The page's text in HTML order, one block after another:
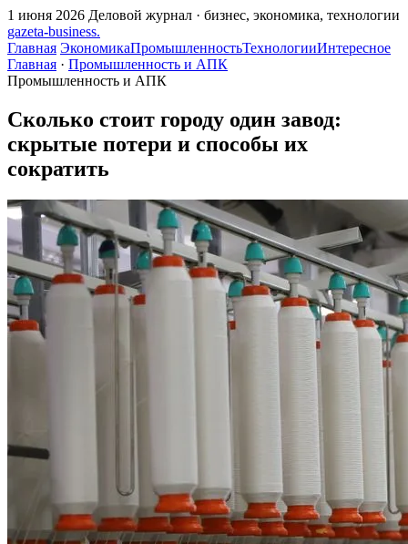
1 июня 2026 Деловой журнал · бизнес, экономика, технологии
gazeta-business.
Главная ЭкономикаПромышленностьТехнологииИнтересное
Главная · Промышленность и АПК
Промышленность и АПК
Сколько стоит городу один завод:
скрытые потери и способы их
сократить